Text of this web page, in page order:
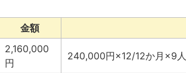
金額
2,160,000
円
240,000円×12/12か月×9人